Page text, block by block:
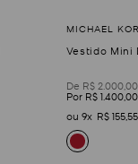
Vestido Mini
R$ 2.000,00
R$ 1.400,00
9
R$ 155,55